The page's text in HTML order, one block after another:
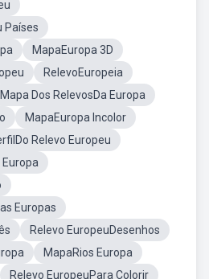
Países
MapaEuropa 3D
RelevoEuropeia
Mapa Dos RelevosDa Europa
MapaEuropa Incolor
Relevo Europeu
Europa
Europas
Relevo EuropeuDesenhos
MapaRios Europa
Relevo EuropeuPara Colorir